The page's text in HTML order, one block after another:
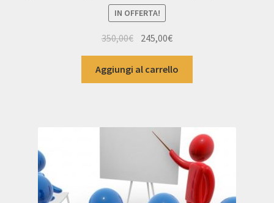
IN OFFERTA!
350,00€
prezzo
originale
era:
245,00€Il
prezzo
attuale
è:
Aggiungi al carrello